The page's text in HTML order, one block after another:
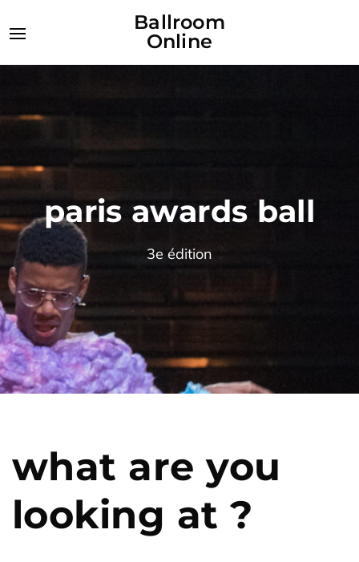
Ballroom
Online
paris awards ball
3e édition
what are you
looking at ?